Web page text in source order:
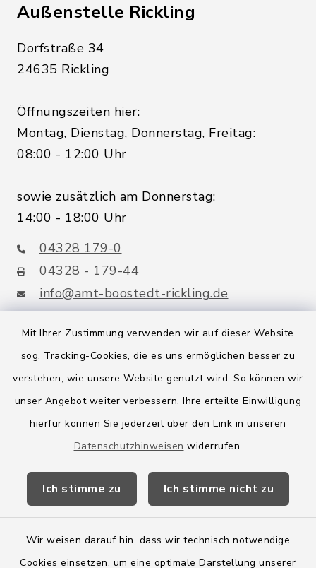
Mit Ihrer Zustimmung verwenden wir auf dieser Website
sog. Tracking-Cookies, die es uns ermöglichen besser zu
verstehen, wie unsere Website genutzt wird. So können wir
unser Angebot weiter verbessern. Ihre erteilte Einwilligung
hierfür können Sie jederzeit über den Link in unseren
Datenschutzhinweisen widerrufen.
Ich stimme zu Ich stimme nicht zu
Wir weisen darauf hin, dass wir technisch notwendige
Cookies einsetzen, um eine optimale Darstellung unserer
Außenstelle Rickling
Dorfstraße 34
24635 Rickling
Öffnungszeiten hier:
Montag, Dienstag, Donnerstag, Freitag:
08:00 - 12:00 Uhr
sowie zusätzlich am Donnerstag:
14:00 - 18:00 Uhr
04328 179-0
04328 - 179-44
info@amt-boostedt-rickling.de
Quicklinks
Amt Boostedt-Rickling
Amtsbroschüre
Wege-Zweckverband